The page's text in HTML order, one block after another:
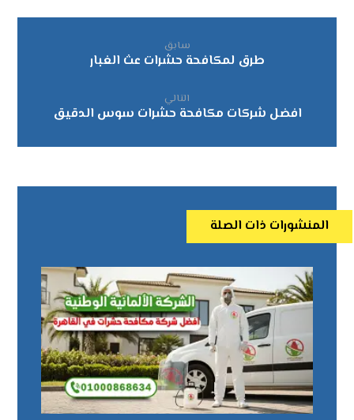
سابق
طرق لمكافحة حشرات عث الغبار
التالي
افضل شركات مكافحة حشرات سوس الدقيق
المنشورات ذات الصلة